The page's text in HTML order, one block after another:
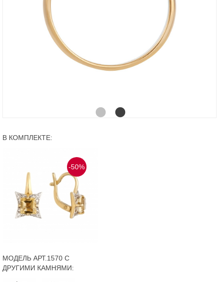
В КОМПЛЕКТЕ:
-50%
МОДЕЛЬ АРТ.1570 С
ДРУГИМИ КАМНЯМИ: